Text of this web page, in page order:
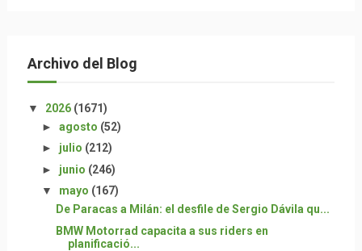
Archivo del Blog
▼ 2026 (1671)
► agosto (52)
► julio (212)
► junio (246)
▼ mayo (167)
De Paracas a Milán: el desfile de Sergio Dávila qu...
BMW Motorrad capacita a sus riders en
planificació...